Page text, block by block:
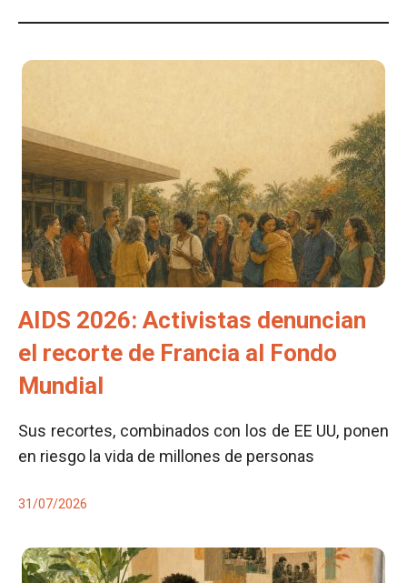
AIDS 2026: Activistas denuncian
el recorte de Francia al Fondo
Mundial
Sus recortes, combinados con los de EE UU, ponen
en riesgo la vida de millones de personas
31/07/2026